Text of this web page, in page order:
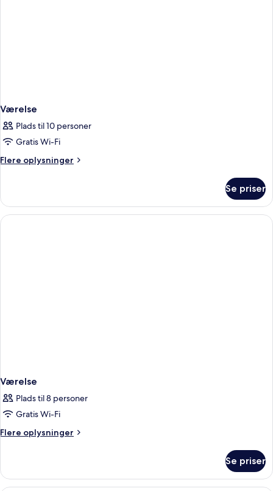
Værelse
Plads til 10 personer
Gratis Wi-Fi
Flere oplysninger
Flere
Se priser
Værelse
Plads til 8 personer
Gratis Wi-Fi
Flere oplysninger
Flere
Se priser